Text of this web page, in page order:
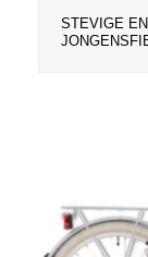
STEVIGE